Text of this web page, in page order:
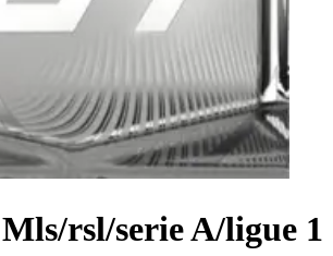
rsl/serie A/ligue 1